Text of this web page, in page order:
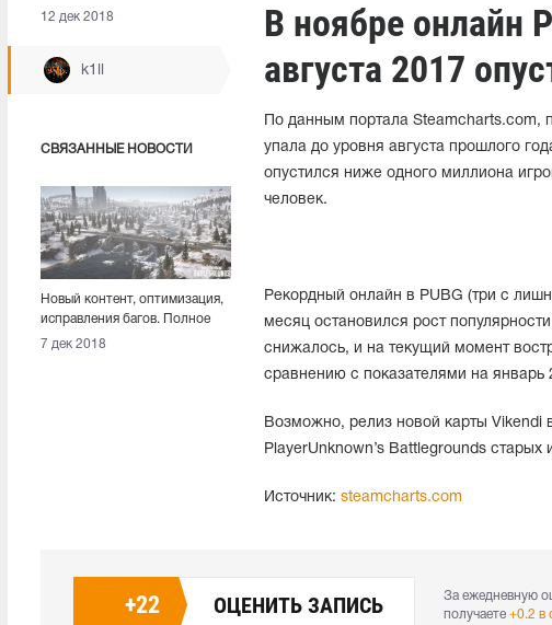
12 дек 2018
k1ll
СВЯЗАННЫЕ НОВОСТИ
Новый контент, оптимизация,
исправления багов. Полное
описание патча #24
7 дек 2018
В ноябре онлайн
августа 2017
По данным портала Steamcharts.com,
упала до уровня августа прошлого
опустился ниже одного миллиона
человек.
Рекордный онлайн в PUBG (три с
месяц остановился рост
снижалось, и на текущий момент
сравнению с показателями на январь
Возможно, релиз новой карты Vikendi
PlayerUnknown’s Battlegrounds
Источник: steamcharts.com
+22 ОЦЕНИТЬ ЗАПИСЬ
За ежедневную
получаете +0.2 в